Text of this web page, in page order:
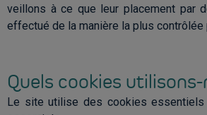
veillons à ce que leur placement par
effectué de la manière la plus
Quels cookies utilisons-
Le site utilise des cookies